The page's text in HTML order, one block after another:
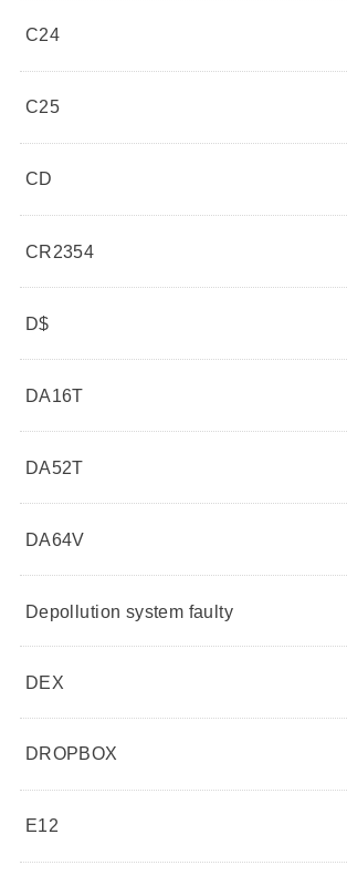
C24
C25
CD
CR2354
D$
DA16T
DA52T
DA64V
Depollution system faulty
DEX
DROPBOX
E12